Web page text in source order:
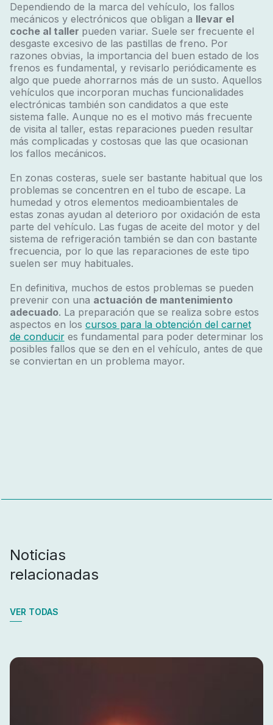
Dependiendo de la marca del vehículo, los fallos
mecánicos y electrónicos que obligan a llevar el
coche al taller pueden variar. Suele ser frecuente el
desgaste excesivo de las pastillas de freno. Por
razones obvias, la importancia del buen estado de los
frenos es fundamental, y revisarlo periódicamente es
algo que puede ahorrarnos más de un susto. Aquellos
vehículos que incorporan muchas funcionalidades
electrónicas también son candidatos a que este
sistema falle. Aunque no es el motivo más frecuente
de visita al taller, estas reparaciones pueden resultar
más complicadas y costosas que las que ocasionan
los fallos mecánicos.
En zonas costeras, suele ser bastante habitual que los
problemas se concentren en el tubo de escape. La
humedad y otros elementos medioambientales de
estas zonas ayudan al deterioro por oxidación de esta
parte del vehículo. Las fugas de aceite del motor y del
sistema de refrigeración también se dan con bastante
frecuencia, por lo que las reparaciones de este tipo
suelen ser muy habituales.
En definitiva, muchos de estos problemas se pueden
prevenir con una actuación de mantenimiento
adecuado. La preparación que se realiza sobre estos
aspectos en los cursos para la obtención del carnet
de conducires fundamental para poder determinar los
posibles fallos que se den en el vehículo, antes de que
se conviertan en un problema mayor.
Noticias
relacionadas
VER TODAS